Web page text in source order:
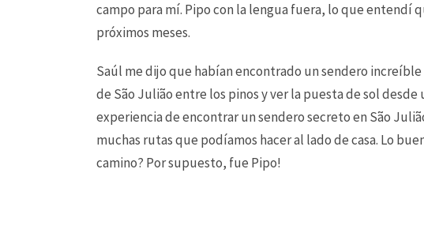
campo para mí. Pipo con la lengua fuera, lo que entendí
próximos meses.
Saúl me dijo que habían encontrado un sendero
de São Julião entre los pinos y ver la puesta de sol
experiencia de encontrar un sendero secreto en São
muchas rutas que podíamos hacer al lado de casa. Lo
camino? Por supuesto, fue Pipo!